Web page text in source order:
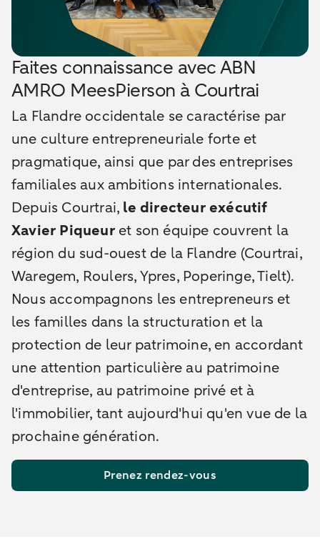
Faites connaissance avec ABN
AMRO MeesPierson à Courtrai
La Flandre occidentale se caractérise par
une culture entrepreneuriale forte et
pragmatique, ainsi que par des entreprises
familiales aux ambitions internationales.
Depuis Courtrai, le directeur exécutif
Xavier Piqueuret son équipe couvrent la
région du sud-ouest de la Flandre (Courtrai,
Waregem, Roulers, Ypres, Poperinge, Tielt).
Nous accompagnons les entrepreneurs et
les familles dans la structuration et la
protection de leur patrimoine, en accordant
une attention particulière au patrimoine
d'entreprise, au patrimoine privé et à
l'immobilier, tant aujourd'hui qu'en vue de la
prochaine génération.
Prenez rendez-vous